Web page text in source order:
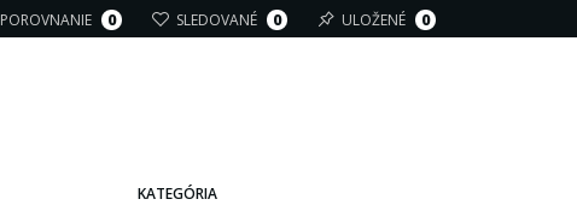
POROVNANIE 0 SLEDOVANÉ 0 ULOŽENÉ 0
KATEGÓRIA